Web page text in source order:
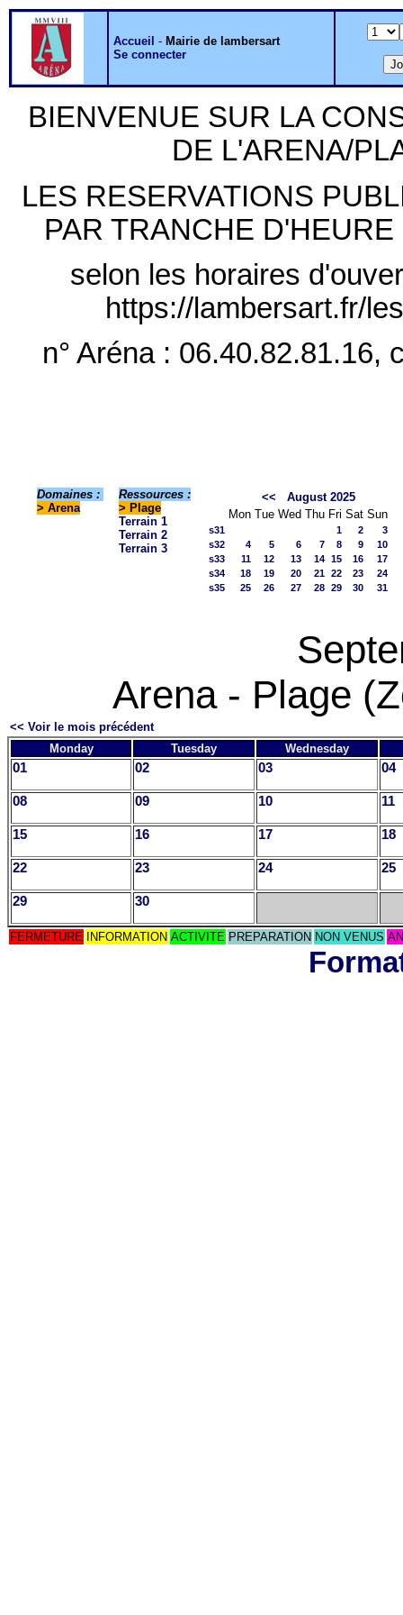
Accueil - Mairie de lambersart
Se connecter
BIENVENUE SUR LA
DE L'ARENA/
LES RESERVATIONS
PAR TRANCHE
selon les horaires
https://lambersart.fr/
n° Aréna : 06.40.82.81.16,
Domaines :
> Arena
Ressources :
> Plage
Terrain 1
Terrain 2
Terrain 3
<<
August 2025
Mon Tue Wed Thu Fri Sat Sun
s31 1 2
3
s32
4 5 6 7 8 9
10
s33
11 12 13 14 15 16
17
s34
18 19 20 21 22 23
24
s35
25 26 27 28 29 30 31
Arena - Plage
<< Voir le mois précédent
Monday
Tuesday Wednesday
01 02 03 04
08 09 10 11
15 16 17 18
22 23 24 25
29 30
FERMETURE INFORMATION ACTIVITE PREPARATION NON VENUS